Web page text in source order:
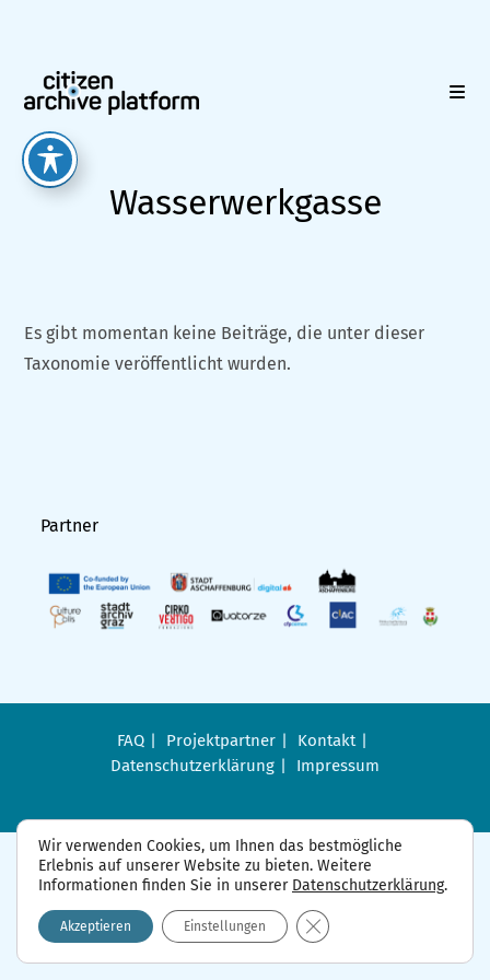
springen
Wasserwerkgasse
Es gibt momentan keine Beiträge, die unter dieser
Taxonomie veröffentlicht wurden.
Partner
FAQ Projektpartner
Kontakt
Datenschutzerklärung
Impressum
Wir verwenden Cookies, um Ihnen das bestmögliche
Erlebnis auf unserer Website zu bieten. Weitere
Informationen finden Sie in unserer Datenschutzerklärung.
Akzeptieren Einstellungen GDPR Cookie-Banner